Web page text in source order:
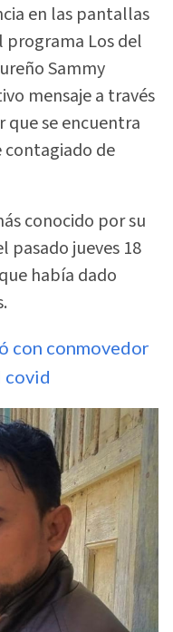
en las pantallas
programa Los del
Sammy
mensaje a través
que se encuentra
de
conocido por su
pasado jueves 18
que había dado
con conmovedor
covid